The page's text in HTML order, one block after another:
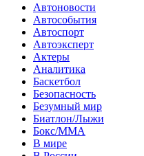
Автоновости
Автособытия
Автоспорт
Автоэксперт
Актеры
Аналитика
Баскетбол
Безопасность
Безумный мир
Биатлон/Лыжи
Бокс/MMA
В мире